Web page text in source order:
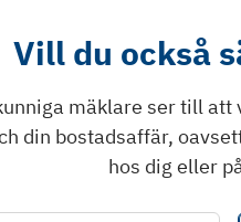
Vill du också
mäklare ser till
din bostadsaffär,
hos dig eller